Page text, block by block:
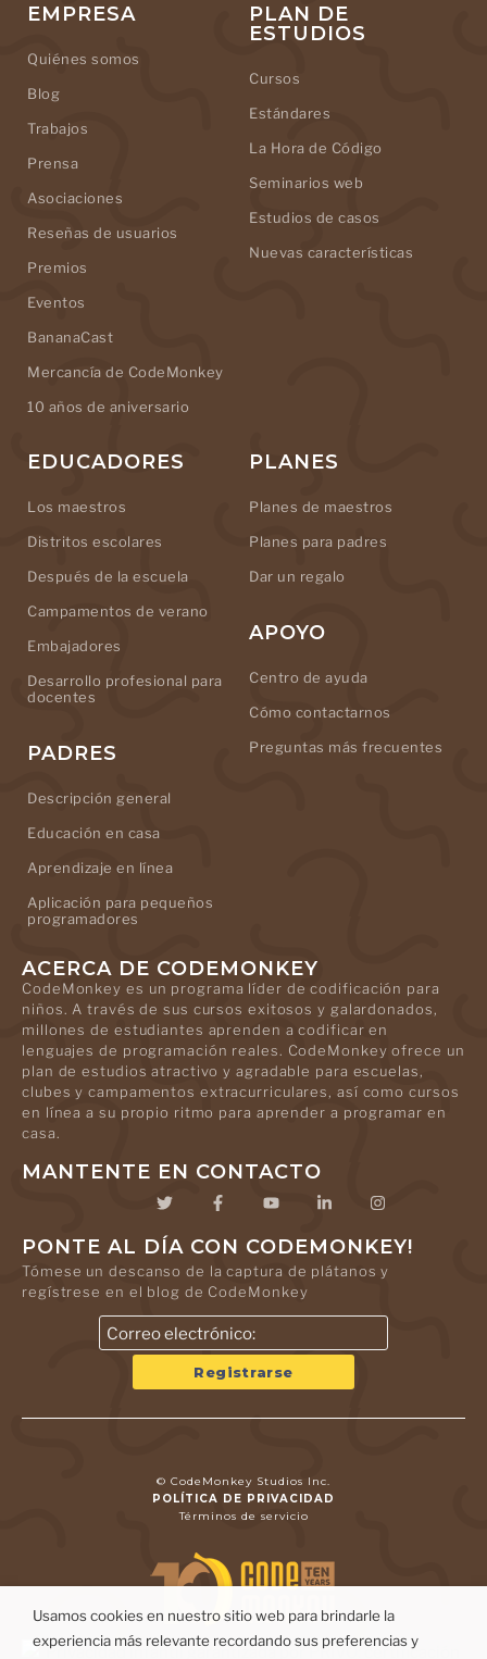
EMPRESA
Quiénes somos
Blog
Trabajos
Prensa
Asociaciones
Reseñas de usuarios
Premios
Eventos
BananaCast
Mercancía de CodeMonkey
10 años de aniversario
PLAN DE
ESTUDIOS
Cursos
Estándares
La Hora de Código
Seminarios web
Estudios de casos
Nuevas características
EDUCADORES
Los maestros
Distritos escolares
Después de la escuela
Campamentos de verano
Embajadores
Desarrollo profesional para
docentes
PADRES
Descripción general
Educación en casa
Aprendizaje en línea
Aplicación para pequeños
programadores
PLANES
Planes de maestros
Planes para padres
Dar un regalo
APOYO
Centro de ayuda
Cómo contactarnos
Preguntas más frecuentes
ACERCA DE CODEMONKEY
CodeMonkey es un programa líder de codificación para
niños. A través de sus cursos exitosos y galardonados,
millones de estudiantes aprenden a codificar en
lenguajes de programación reales. CodeMonkey ofrece un
plan de estudios atractivo y agradable para escuelas,
clubes y campamentos extracurriculares, así como cursos
en línea a su propio ritmo para aprender a programar en
casa.
MANTENTE EN CONTACTO
PONTE AL DÍA CON CODEMONKEY!
Tómese un descanso de la captura de plátanos y
regístrese en el blog de CodeMonkey
© CodeMonkey Studios Inc.
POLÍTICA DE PRIVACIDAD
Términos de servicio
Usamos cookies en nuestro sitio web para brindarle la
experiencia más relevante recordando sus preferencias y